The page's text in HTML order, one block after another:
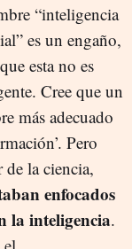
“inteligencia
es un engaño,
esta no es
Cree que un
más adecuado
Pero
la ciencia,
enfocados
la inteligencia.